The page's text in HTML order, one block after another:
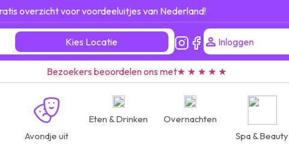
overzicht voor voordeeluitjes van Nederland!
Kies Locatie Inloggen
Bezoekers beoordelen ons met★ ★ ★ ★ ★
Avondje uit
Eten & Drinken
Overnachten
Spa & Beauty